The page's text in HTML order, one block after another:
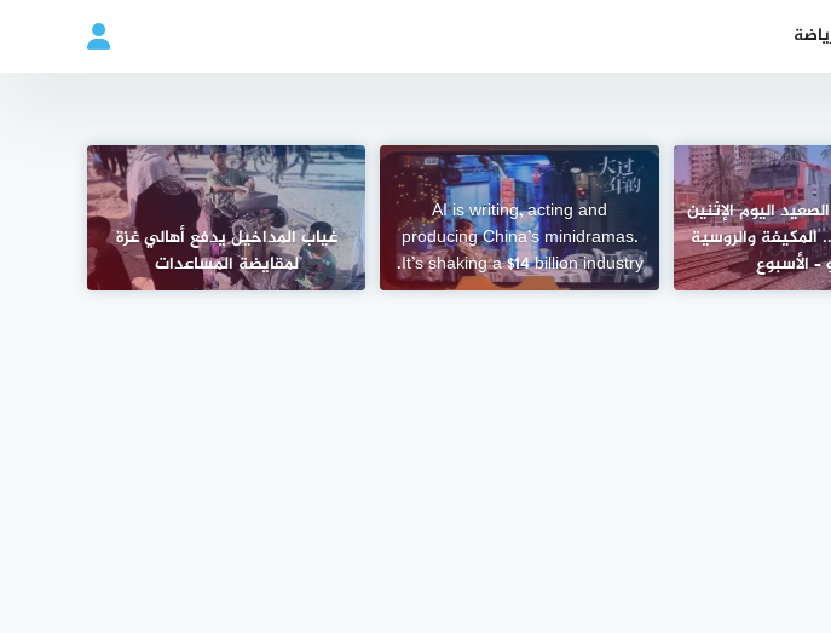
اليوم الإثنين
فبراير 2026.. المكيفة والروسية
– الأسبوع
AI is writing, acting and
producing China’s minidramas.
It’s shaking a $14 billion industry.
غياب المداخيل يدفع أهالي غزة
لمقايضة المساعدات